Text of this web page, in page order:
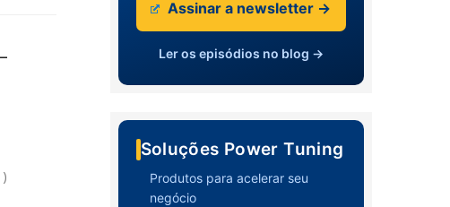
Assinar a newsletter →
Ler os episódios no blog →
Soluções Power Tuning
Produtos para acelerar seu
negócio